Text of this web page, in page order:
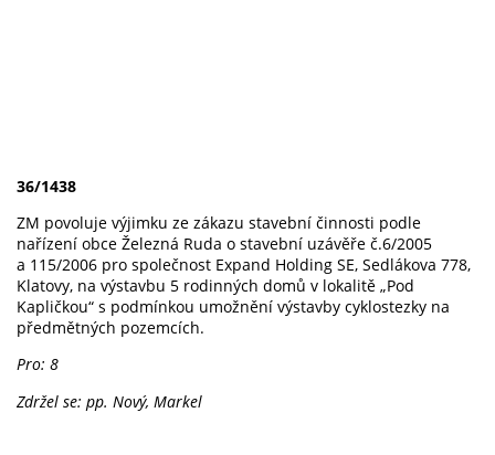
36/1438
ZM povoluje výjimku ze zákazu stavební činnosti podle
nařízení obce Železná Ruda o stavební uzávěře č.6/2005
a 115/2006 pro společnost Expand Holding SE, Sedlákova 778,
Klatovy, na výstavbu 5 rodinných domů v lokalitě „Pod
Kapličkou“ s podmínkou umožnění výstavby cyklostezky na
předmětných pozemcích.
Pro: 8
Zdržel se: pp. Nový, Markel